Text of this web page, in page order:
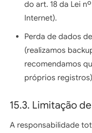
do art. 18 da Lei
Internet).
Perda de dados
(realizamos
recomendamos
próprios
15.3. Limitação
A responsabilidade